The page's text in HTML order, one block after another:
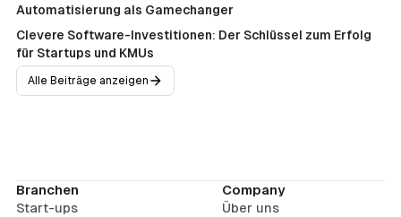
Automatisierung als Gamechanger
Clevere Software-Investitionen: Der Schlüssel zum Erfolg
für Startups und KMUs
Alle Beiträge anzeigen
Branchen
Start-ups
Company
Über uns